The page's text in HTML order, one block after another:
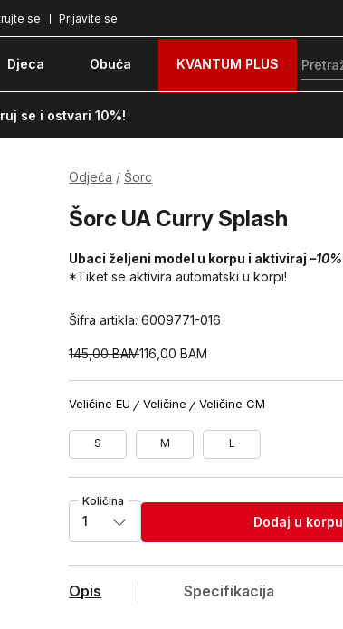
Prijavite se
se
Djeca Obuća KVANTUM PLUS
se i ostvari 10%!
Odjeća Šorc
Šorc UA Curry Splash
Ubaci željeni model u korpu i aktiviraj–10%
*Tiket se aktivira automatski u korpi!
Šifra artikla:6009771-016
145,00 BAM116,00BAM
Veličine EU Veličine Veličine CM
S M L
Količina
1 Dodaj u korpu
Opis Specifikacija